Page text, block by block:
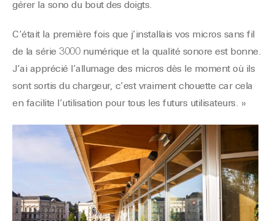
gérer la sono du bout des doigts.
C’était la première fois que j’installais vos micros sans fil
de la série 3000 numérique et la qualité sonore est bonne.
J’ai apprécié l’allumage des micros dès le moment où ils
sont sortis du chargeur, c’est vraiment chouette car cela
en facilite l’utilisation pour tous les futurs utilisateurs. »